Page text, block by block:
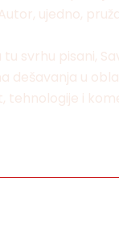
ujedno,
svrhu pisani,
dešavanja u
i